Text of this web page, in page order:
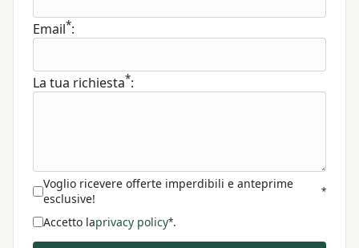
Email*:
La tua richiesta*:
Voglio ricevere offerte imperdibili e anteprime
esclusive!
*
Accetto laprivacy policy*.